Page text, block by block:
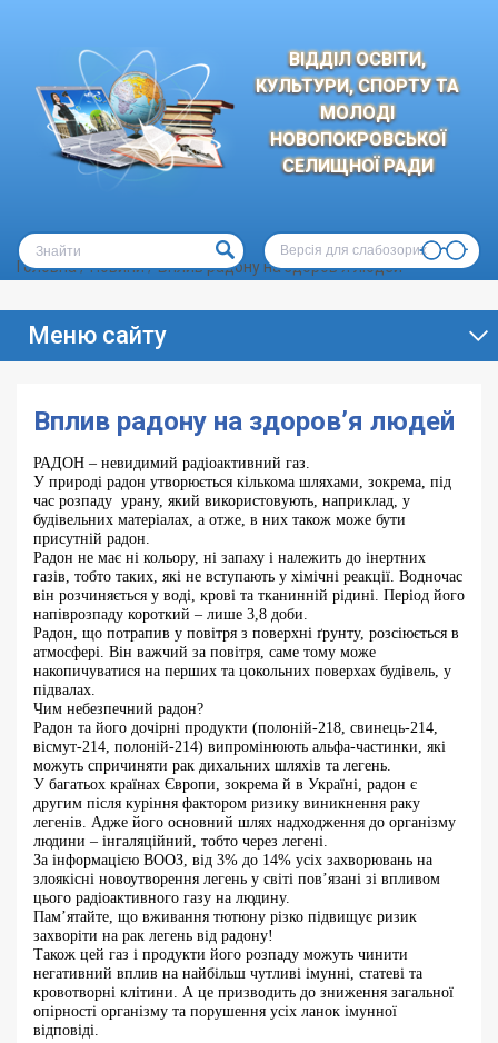
ВІДДІЛ ОСВІТИ,
КУЛЬТУРИ, СПОРТУ ТА
МОЛОДІ
НОВОПОКРОВСЬКОЇ
СЕЛИЩНОЇ РАДИ
Версія для слабозорих
Головна/Новини/Вплив радону на здоров’я людей
Меню сайту
Вплив радону на здоров’я людей
РАДОН – невидимий радіоактивний газ.
У природі радон утворюється кількома шляхами, зокрема, під
час розпаду урану, який використовують, наприклад, у
будівельних матеріалах, а отже, в них також може бути
присутній радон.
Радон не має ні кольору, ні запаху і належить до інертних
газів, тобто таких, які не вступають у хімічні реакції. Водночас
він розчиняється у воді, крові та тканинній рідині. Період його
напіврозпаду короткий – лише 3,8 доби.
Радон, що потрапив у повітря з поверхні ґрунту, розсіюється в
атмосфері. Він важчий за повітря, саме тому може
накопичуватися на перших та цокольних поверхах будівель, у
підвалах.
Чим небезпечний радон?
Радон та його дочірні продукти (полоній-218, свинець-214,
вісмут-214, полоній-214) випромінюють альфа-частинки, які
можуть спричиняти рак дихальних шляхів та легень.
У багатьох країнах Європи, зокрема й в Україні, радон є
другим після куріння фактором ризику виникнення раку
легенів. Адже його основний шлях надходження до організму
людини – інгаляційний, тобто через легені.
За інформацією ВООЗ, від 3% до 14% усіх захворювань на
злоякісні новоутворення легень у світі пов’язані зі впливом
цього радіоактивного газу на людину.
Пам’ятайте, що вживання тютюну різко підвищує ризик
захворіти на рак легень від радону!
Також цей газ і продукти його розпаду можуть чинити
негативний вплив на найбільш чутливі імунні, статеві та
кровотворні клітини. А це призводить до зниження загальної
опірності організму та порушення усіх ланок імунної
відповіді.